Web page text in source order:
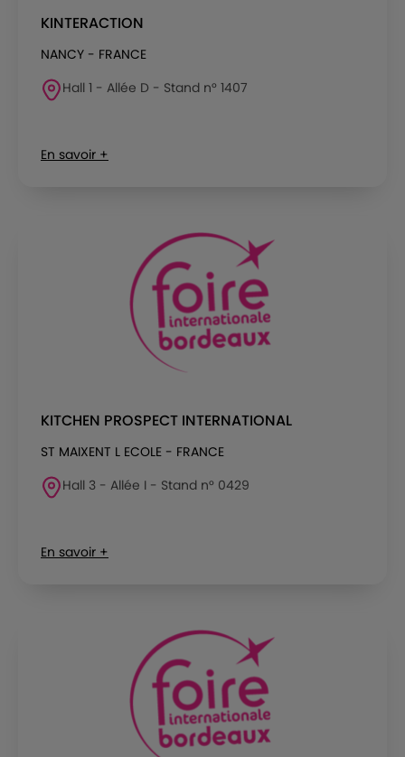
KINTERACTION
NANCY - FRANCE
Hall 1 - Allée D - Stand n° 1407
En savoir +
KITCHEN PROSPECT INTERNATIONAL
ST MAIXENT L ECOLE - FRANCE
Hall 3 - Allée I - Stand n° 0429
En savoir +